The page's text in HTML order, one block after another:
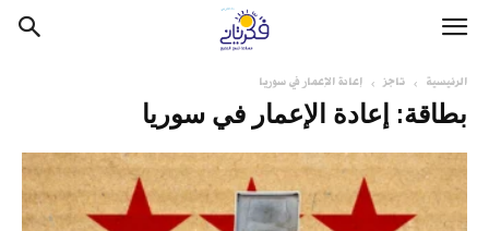
الرئيسية تاجز إعادة الإعمار في سوريا
بطاقة: إعادة الإعمار في سوريا